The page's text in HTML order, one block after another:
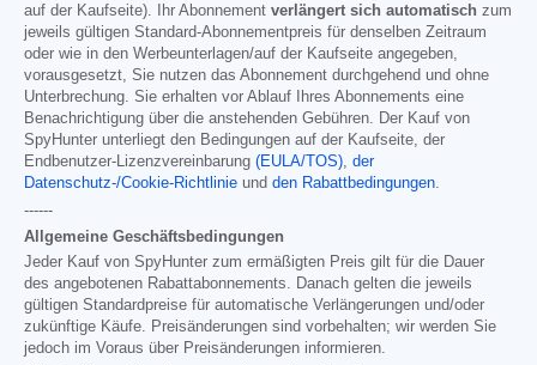
auf der Kaufseite). Ihr Abonnement verlängert sich automatisch zum
jeweils gültigen Standard-Abonnementpreis für denselben Zeitraum
oder wie in den Werbeunterlagen/auf der Kaufseite angegeben,
vorausgesetzt, Sie nutzen das Abonnement durchgehend und ohne
Unterbrechung. Sie erhalten vor Ablauf Ihres Abonnements eine
Benachrichtigung über die anstehenden Gebühren. Der Kauf von
SpyHunter unterliegt den Bedingungen auf der Kaufseite, der
Endbenutzer-Lizenzvereinbarung (EULA/TOS), der
Datenschutz-/Cookie-Richtlinie und den Rabattbedingungen.
------
Allgemeine Geschäftsbedingungen
Jeder Kauf von SpyHunter zum ermäßigten Preis gilt für die Dauer
des angebotenen Rabattabonnements. Danach gelten die jeweils
gültigen Standardpreise für automatische Verlängerungen und/oder
zukünftige Käufe. Preisänderungen sind vorbehalten; wir werden Sie
jedoch im Voraus über Preisänderungen informieren.